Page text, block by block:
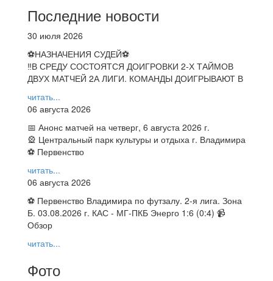
Последние новости
30 июля 2026
⚽НАЗНАЧЕНИЯ СУДЕЙ⚽
‼В СРЕДУ СОСТОЯТСЯ ДОИГРОВКИ 2-Х ТАЙМОВ
ДВУХ МАТЧЕЙ 2А ЛИГИ. КОМАНДЫ ДОИГРЫВАЮТ В
читать...
06 августа 2026
📅 Анонс матчей на четверг, 6 августа 2026 г.
🎡 Центральный парк культуры и отдыха г. Владимира
⚽ Первенство
читать...
06 августа 2026
⚽ Первенство Владимира по футзалу. 2-я лига. Зона
Б. 03.08.2026 г. КАС - МГ-ПКБ Энерго 1:6 (0:4) 📹
Обзор
читать...
Фото